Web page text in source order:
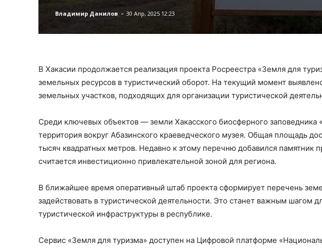
Владимир Данилов - 30 Апр, 2025 12:23
В Хакасии продолжается реализация проекта Росреестра «Земля для
земельных ресурсов в туристический оборот. На текущий момент
земельных участков, подходящих для организации туристической
Среди ключевых объектов — земли Хакасского биосферного заповедника
территория вокруг Абазинского краеведческого музея. Общая площадь
тысяч квадратных метров. Недавно к этому перечню добавился памятник
считается инвестиционно привлекательной зоной для региона.
В ближайшее время оперативный штаб проекта сформирует перечень
задействовать в туристической деятельности. Это станет важным шагом
туристической инфраструктуры в республике.
Сервис «Земля для туризма» доступен на Цифровой платформе